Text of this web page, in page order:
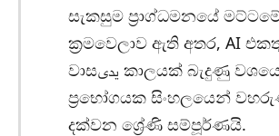
සැකසුම ප්‍රාග්ධමනයේ
ක්‍රමවෙලාව ඇති අතර, AI
වාසیدی කාලයක් බැදුණු වශයෙන් ජාතික
ප්‍රභෝගයක සිංහලයෙන්
දක්වන ශ්‍රේණි සම්පූර්ණයි.